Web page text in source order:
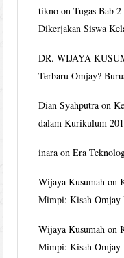
tikno onTugas Bab
Dikerjakan Siswa
DR. WIJAYA
Terbaru Omjay?
Dian Syahputra on
dalam Kurikulum
inara onEra
Wijaya Kusumah on
Mimpi: Kisah Omjay
Wijaya Kusumah on
Mimpi: Kisah Omjay